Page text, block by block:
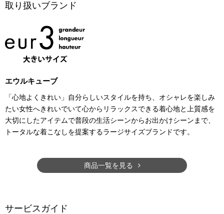
取り扱いブランド
エウルキューブ
「心地よくきれい」自分らしいスタイルを持ち、オシャレを楽しみ
たい女性へきれいでいて心からリラックスできる着心地と上質感を
大切にしたアイテムで普段の生活シーンからお出かけシーンまで、
トータルな着こなしを提案するラージサイズブランドです。
商品一覧を見る
サービスガイド